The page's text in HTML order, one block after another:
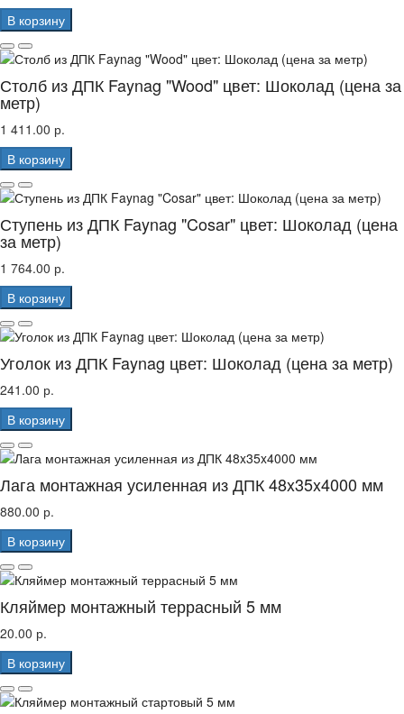
В корзину
Столб из ДПК Faynag "Wood" цвет: Шоколад (цена за
метр)
1 411.00 р.
В корзину
Ступень из ДПК Faynag "Cosar" цвет: Шоколад (цена
за метр)
1 764.00 р.
В корзину
Уголок из ДПК Faynag цвет: Шоколад (цена за метр)
241.00 р.
В корзину
Лага монтажная усиленная из ДПК 48x35x4000 мм
880.00 р.
В корзину
Кляймер монтажный террасный 5 мм
20.00 р.
В корзину